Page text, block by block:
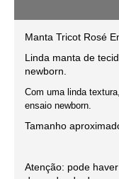
Manta Tricot Rosé
Linda manta de
newborn
Com uma linda
ensaio newborn.
Tamanho
Atenção: pode